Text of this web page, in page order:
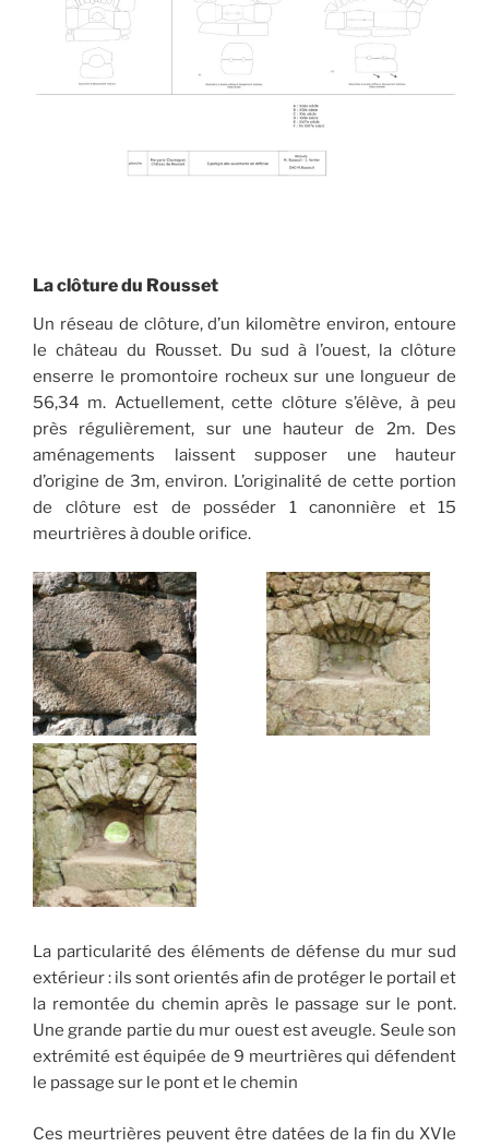
La clôture du Rousset
Un réseau de clôture, d’un kilomètre environ, entoure
le château du Rousset. Du sud à l’ouest, la clôture
enserre le promontoire rocheux sur une longueur de
56,34 m. Actuellement, cette clôture s’élève, à peu
près régulièrement, sur une hauteur de 2m. Des
aménagements laissent supposer une hauteur
d’origine de 3m, environ. L’originalité de cette portion
de clôture est de posséder 1 canonnière et 15
meurtrières à double orifice.
La particularité des éléments de défense du mur sud
extérieur : ils sont orientés afin de protéger le portail et
la remontée du chemin après le passage sur le pont.
Une grande partie du mur ouest est aveugle. Seule son
extrémité est équipée de 9 meurtrières qui défendent
le passage sur le pont et le chemin
Ces meurtrières peuvent être datées de la fin du XVIe